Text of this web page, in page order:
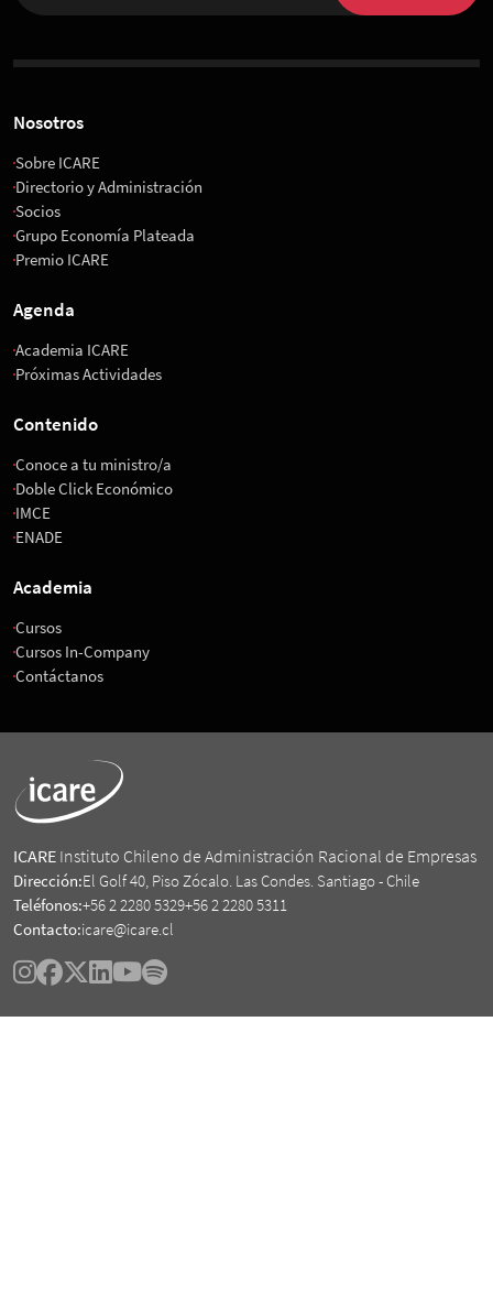
Nosotros
Sobre ICARE
Directorio y Administración
Socios
Grupo Economía Plateada
Premio ICARE
Agenda
Academia ICARE
Próximas Actividades
Contenido
Conoce a tu ministro/a
Doble Click Económico
IMCE
ENADE
Academia
Cursos
Cursos In-Company
Contáctanos
ICARE Instituto Chileno de Administración Racional de Empresas
Dirección:El Golf 40, Piso Zócalo. Las Condes. Santiago - Chile
Teléfonos:+56 2 2280 5329+56 2 2280 5311
Contacto:icare@icare.cl